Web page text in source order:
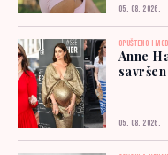
05. 08. 2026.
OPUŠTENO I
Anne
05. 08. 2026.